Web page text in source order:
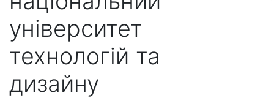
університет
технологій та
дизайну